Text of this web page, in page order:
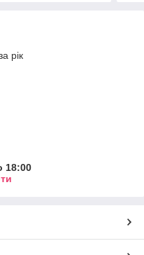
рік
18:00